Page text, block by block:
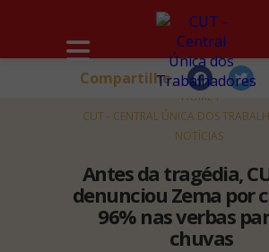
HOME
CUT - CENTRAL ÚNICA DOS
NOTÍCIAS
Antes da tragédia,
denunciou Zema por
96% nas verbas
chuvas
Compartilhe